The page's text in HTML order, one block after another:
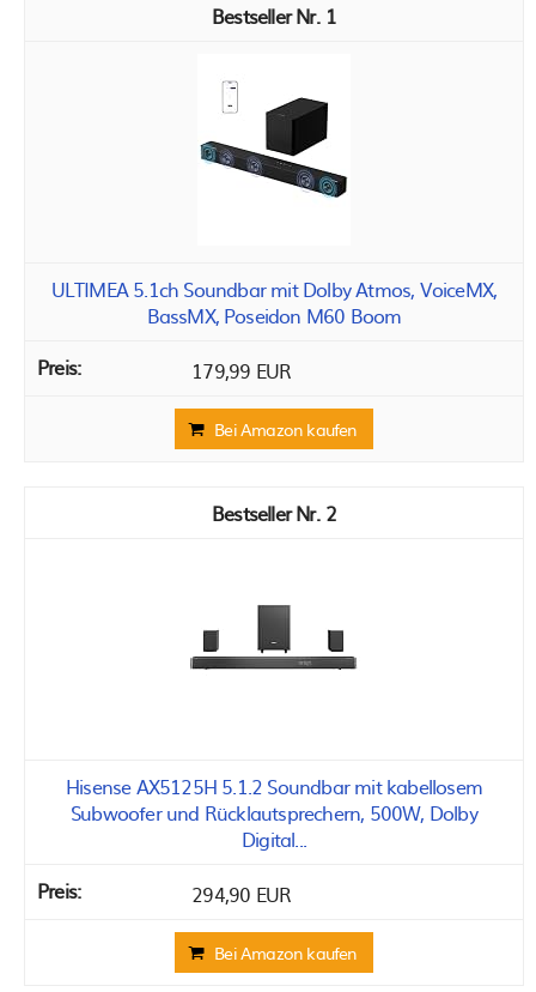
1
ULTIMEA 5.1ch Soundbar mit Dolby Atmos, VoiceMX,
BassMX, Poseidon M60 Boom
179,99 EUR
Bei Amazon kaufen
2
Hisense AX5125H 5.1.2 Soundbar mit kabellosem
Subwoofer und Rücklautsprechern, 500W, Dolby
Digital...
294,90 EUR
Bei Amazon kaufen